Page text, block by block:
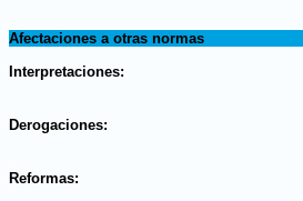
Afectaciones a otras normas
Interpretaciones:
Derogaciones:
Reformas: